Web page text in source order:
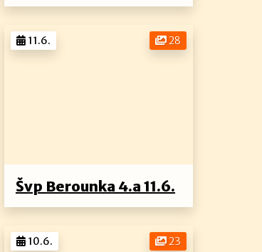
Švp Berounka 4.a 11.6.
28
11.6.
23
10.6.